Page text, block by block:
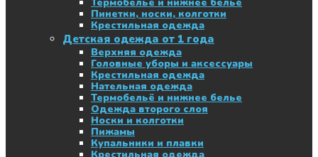
Пинетки, носки, колготки
Крестильная одежда
Детская одежда от 1 года
Верхняя одежда
Головные уборы и аксессуары
Крестильная одежда
Нательная одежда
Термобельё и нижнее белье
Одежда второго слоя
Носки и колготки
Пижамы
Купальники и плавки